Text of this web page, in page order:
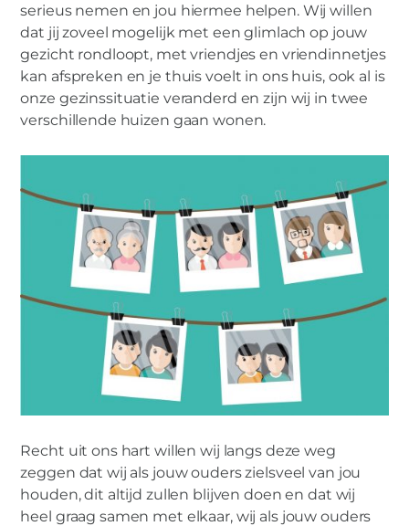
serieus nemen en jou hiermee helpen. Wij willen
dat jij zoveel mogelijk met een glimlach op jouw
gezicht rondloopt, met vriendjes en vriendinnetjes
kan afspreken en je thuis voelt in ons huis, ook al is
onze gezinssituatie veranderd en zijn wij in twee
verschillende huizen gaan wonen.
Recht uit ons hart willen wij langs deze weg
zeggen dat wij als jouw ouders zielsveel van jou
houden, dit altijd zullen blijven doen en dat wij
heel graag samen met elkaar, wij als jouw ouders